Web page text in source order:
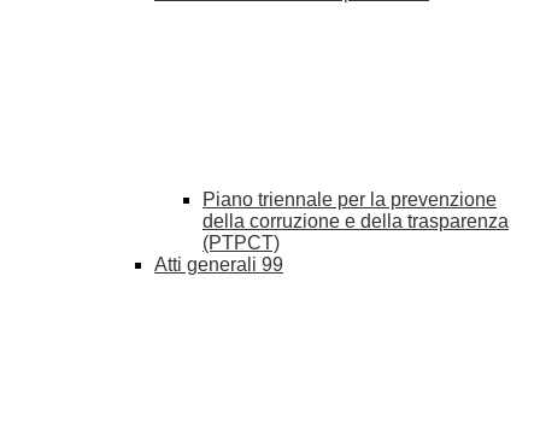
Piano triennale per la prevenzione
della corruzione e della trasparenza
(PTPCT)
Atti generali 99